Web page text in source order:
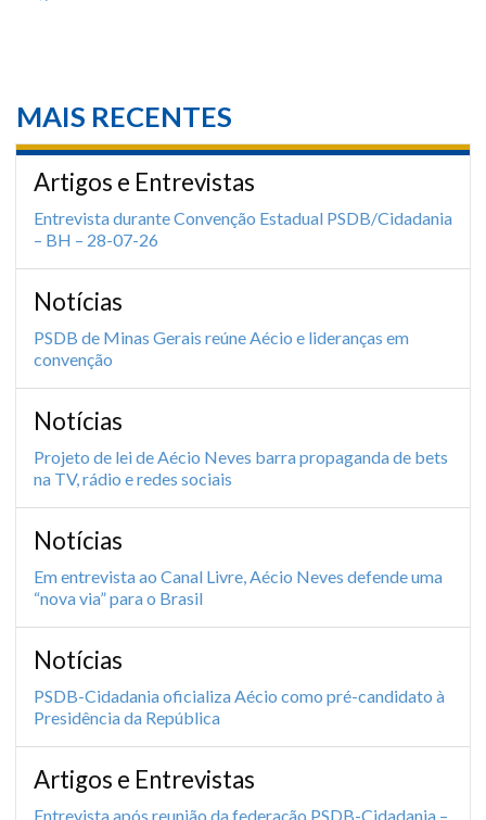
MAIS RECENTES
Artigos e Entrevistas
Entrevista durante Convenção Estadual PSDB/Cidadania
– BH – 28-07-26
Notícias
PSDB de Minas Gerais reúne Aécio e lideranças em
convenção
Notícias
Projeto de lei de Aécio Neves barra propaganda de bets
na TV, rádio e redes sociais
Notícias
Em entrevista ao Canal Livre, Aécio Neves defende uma
“nova via” para o Brasil
Notícias
PSDB-Cidadania oficializa Aécio como pré-candidato à
Presidência da República
Artigos e Entrevistas
Entrevista após reunião da federação PSDB-Cidadania –